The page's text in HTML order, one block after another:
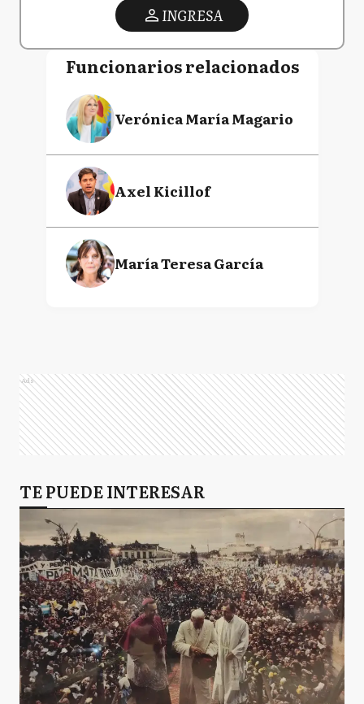
INGRESA
Funcionarios relacionados
Verónica María Magario
Axel Kicillof
María Teresa García
Ads
TE PUEDE INTERESAR